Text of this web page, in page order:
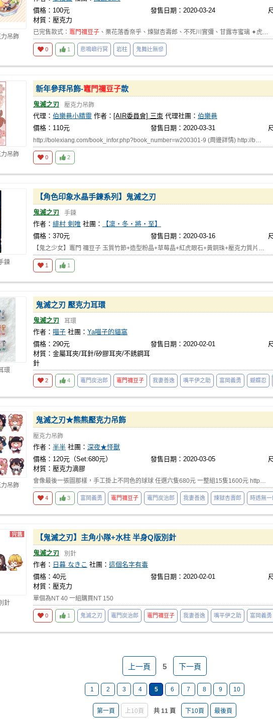
吊飾
價格：100元
發售日期：2020-03-24
材質：壓克力
已完售款式： 竈門禰豆子 、栗花落香奈乎、煉獄杏壽郎、不死川實彌、甘露寺蜜璃 ✦虎…
0 1 悲鳴嶼行冥 岩柱 鬼舞辻無慘
吊飾
新年參拜吊飾-竈門禰豆子款
鬼滅之刃 壓克力吊飾
代理： 伯樂巷小精靈 作者： [AIR委員會] 三朿 代理社團： 伯樂巷
價格：110元
發售日期：2020-03-31
http://bolexiang.com/book_infor.php?book_number=w200301-9 (周邊詳情) http://b…
0 2
鍊
【角色印象水晶手鍊系列】鬼滅之刃
鬼滅之刃 手鍊
作者： 緋村 剣唯 社團：
【凜‧冬‧將‧至】
價格：370元
發售日期：2020-03-16
【鬼之少女】竈門 禰豆子 玉質竹節+造型粉晶+草莓晶+紅虎眼石+黃銅珠+壓克力質片…
1 1
環
鬼滅之刃 壓克力耳環
鬼滅之刃 耳環
作者： 喵子 社團： Ya喵子的貓窩
價格：290元
發售日期：2020-02-01
材質：金屬耳夾/耳針/矽膠耳夾/不銹鋼耳
針
2 4 竈門炭治郎 竈門禰豆子 我妻善逸 嘴平伊之助 富岡義勇 蝴蝶忍
吊飾
鬼滅之刃★熊熊壓克力吊飾
壓克力吊飾
作者： 半半 社團： 深夜★怪獸
價格：120元（Set:680元）
發售日期：2020-03-05
材質：壓克力滴膠
會像最後一張圖那樣，手工掛上不同色的球球 任選六隻680元 一整組15隻1600元 http…
4 3 富岡義勇 竈門禰豆子 竈門炭治郎 我妻善逸 煉獄杏壽郎 時透無一
針
【鬼滅之刃】主角小隊+水柱 半身Q版別針
鬼滅之刃 別針
作者： 日暮 なきこ 社團： 這個名字有毒
價格：40元
發售日期：2020-02-01
材質：壓克力
單個為NT 40 一組購買NT 150
0 1 鬼滅之刃 竈門炭治郎 竈門禰豆子 我妻善逸 嘴平伊之助 富岡義勇
上一頁 5 下一頁
1 2 3 4 5 6 7 8 9 10
第一頁 上10頁 共 11 頁 下10頁 最後頁